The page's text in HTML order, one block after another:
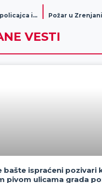
Udario kolima policajca i pobegao
VESTI
bašte ispraćeni pozivari
pivom ulicama grada